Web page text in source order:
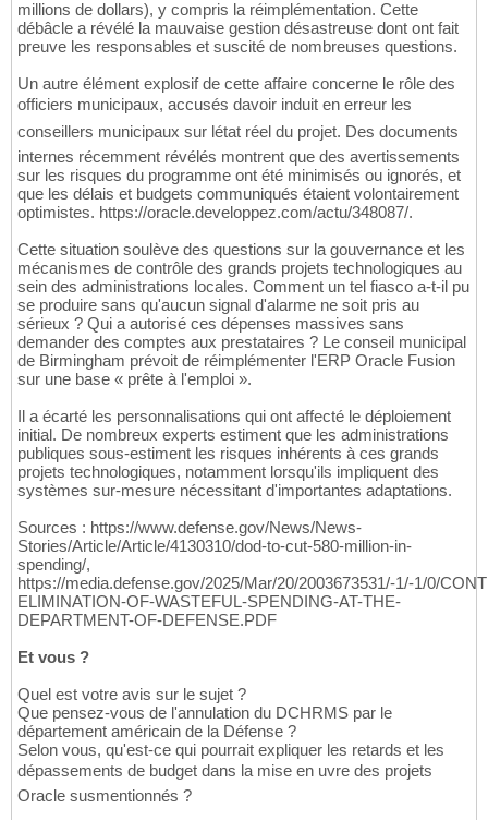
millions de dollars), y compris la réimplémentation. Cette
débâcle a révélé la mauvaise gestion désastreuse dont ont fait
preuve les responsables et suscité de nombreuses questions.
Un autre élément explosif de cette affaire concerne le rôle des
officiers municipaux, accusés davoir induit en erreur les
conseillers municipaux sur létat réel du projet. Des documents
internes récemment révélés montrent que des avertissements
sur les risques du programme ont été minimisés ou ignorés, et
que les délais et budgets communiqués étaient volontairement
optimistes. https://oracle.developpez.com/actu/348087/.
Cette situation soulève des questions sur la gouvernance et les
mécanismes de contrôle des grands projets technologiques au
sein des administrations locales. Comment un tel fiasco a-t-il pu
se produire sans qu'aucun signal d'alarme ne soit pris au
sérieux ? Qui a autorisé ces dépenses massives sans
demander des comptes aux prestataires ? Le conseil municipal
de Birmingham prévoit de réimplémenter l'ERP Oracle Fusion
sur une base « prête à l'emploi ».
Il a écarté les personnalisations qui ont affecté le déploiement
initial. De nombreux experts estiment que les administrations
publiques sous-estiment les risques inhérents à ces grands
projets technologiques, notamment lorsqu'ils impliquent des
systèmes sur-mesure nécessitant d'importantes adaptations.
Sources : https://www.defense.gov/News/News-
Stories/Article/Article/4130310/dod-to-cut-580-million-in-
spending/,
https://media.defense.gov/2025/Mar/20/2003673531/-1/-1/0/
ELIMINATION-OF-WASTEFUL-SPENDING-AT-THE-
DEPARTMENT-OF-DEFENSE.PDF
Et vous ?
Quel est votre avis sur le sujet ?
Que pensez-vous de l'annulation du DCHRMS par le
département américain de la Défense ?
Selon vous, qu'est-ce qui pourrait expliquer les retards et les
dépassements de budget dans la mise en uvre des projets
Oracle susmentionnés ?